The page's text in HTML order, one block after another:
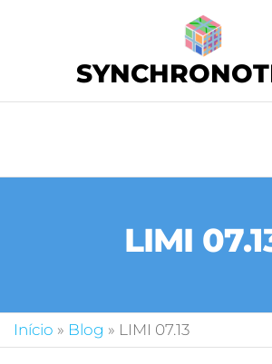
LIMI
Início » Blog » LIMI 07.13